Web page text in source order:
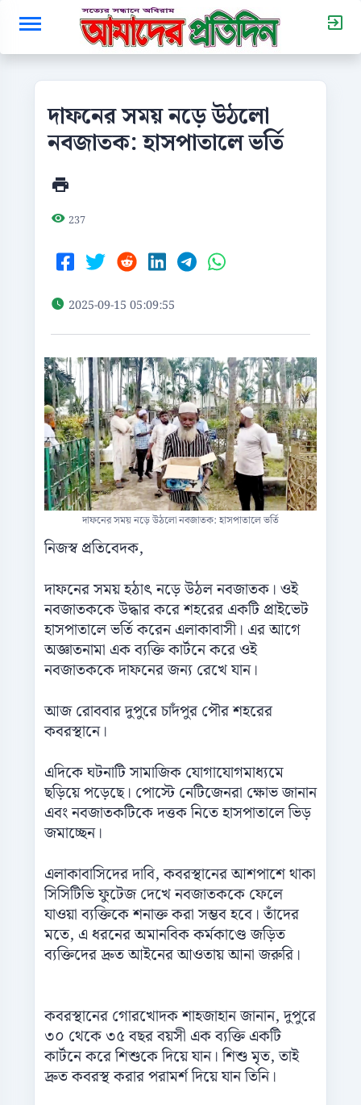
দাফনের সময় নড়ে উঠলো
নবজাতক: হাসপাতালে ভর্তি
237
2025-09-15 05:09:55
দাফনের সময় নড়ে উঠলো নবজাতক: হাসপাতালে ভর্তি
নিজস্ব প্রতিবেদক,
দাফনের সময় হঠাৎ নড়ে উঠল নবজাতক। ওই
নবজাতককে উদ্ধার করে শহরের একটি প্রাইভেট
হাসপাতালে ভর্তি করেন এলাকাবাসী। এর আগে
অজ্ঞাতনামা এক ব্যক্তি কার্টনে করে ওই
নবজাতককে দাফনের জন্য রেখে যান।
আজ রোববার দুপুরে চাদঁপুর পৌর শহরের
কবরস্থানে।
এদিকে ঘটনাটি সামাজিক যোগাযোগমাধ্যমে
ছড়িয়ে পড়েছে। পোস্টে নেটিজেনরা ক্ষোভ জানান
এবং নবজাতকটিকে দত্তক নিতে হাসপাতালে ভিড়
জমাচ্ছেন।
এলাকাবাসিদের দাবি, কবরস্থানের আশপাশে থাকা
সিসিটিভি ফুটেজ দেখে নবজাতককে ফেলে
যাওয়া ব্যক্তিকে শনাক্ত করা সম্ভব হবে। তাঁদের
মতে, এ ধরনের অমানবিক কর্মকাণ্ডে জড়িত
ব্যক্তিদের দ্রুত আইনের আওতায় আনা জরুরি।
কবরস্থানের গোরখোদক শাহজাহান জানান, দুপুরে
৩০ থেকে ৩৫ বছর বয়সী এক ব্যক্তি একটি
কার্টনে করে শিশুকে দিয়ে যান। শিশু মৃত, তাই
দ্রুত কবরস্থ করার পরামর্শ দিয়ে যান তিনি।